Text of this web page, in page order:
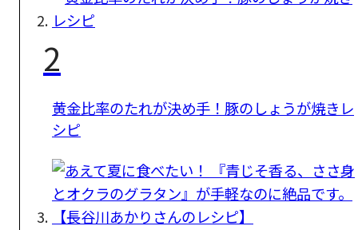
2
黄金比率のたれが決め手！豚のしょうが焼きレ
シピ